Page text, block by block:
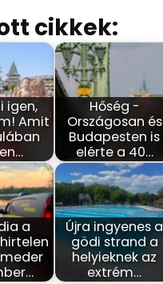
cikkek:
igen,
Amit
Hőség -
Országosan és
Budapesten is
elérte a 40…
a
Újra ingyenes a
gödi strand a
helyieknek az
extrém…